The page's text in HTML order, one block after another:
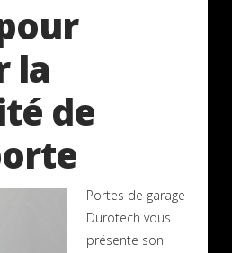
la
de
Portes de garage
Durotech vous
présente son